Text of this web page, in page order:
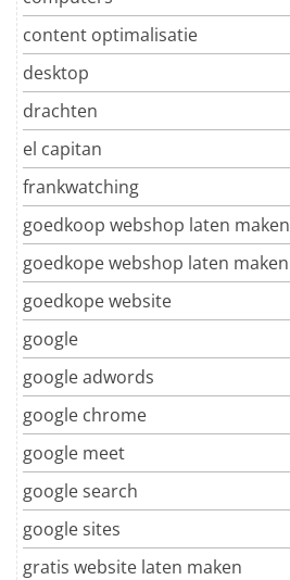
content optimalisatie
desktop
drachten
el capitan
frankwatching
goedkoop webshop laten maken
goedkope webshop laten maken
goedkope website
google
google adwords
google chrome
google meet
google search
google sites
gratis website laten maken